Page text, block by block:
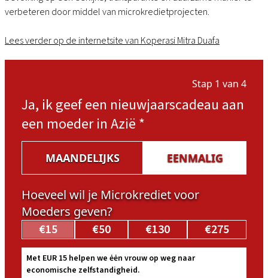
verbeteren door middel van microkredietprojecten.
Lees verder op de internetsite van Koperasi Mitra Duafa
Stap 1 van 4
Ja, ik geef een nieuwjaarscadeau aan
een moeder in Azië *
MAANDELIJKS EENMALIG
Hoeveel wil je Microkrediet voor
Moeders geven?
€15 €50 €130 €275
Met EUR 15 helpen we ėėn vrouw op weg naar
economische zelfstandigheid.